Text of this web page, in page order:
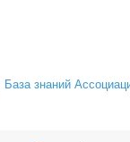
База знаний